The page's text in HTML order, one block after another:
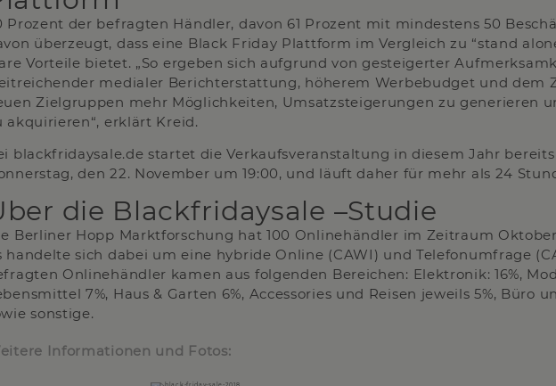
Prozent der befragten Händler, davon 61 Prozent mit mindestens 50
überzeugt, dass eine Black Friday Plattform im Vergleich zu “stand
Vorteile bietet. „So ergeben sich aufgrund von gesteigerter
medialer Berichterstattung, höherem Werbebudget und dem
Zielgruppen mehr Möglichkeiten, Umsatzsteigerungen zu generieren
akquirieren“, erklärt Kreid.
blackfridaysale.de startet die Verkaufsveranstaltung in diesem Jahr
den 22. November um 19:00, und läuft daher für mehr als 24
die Blackfridaysale –Studie
Berliner Hopp Marktforschung hat 100 Onlinehändler im Zeitraum
handelte sich dabei um eine hybride Online (CAWI) und Telefonumfrage
Onlinehändler kamen aus folgenden Bereichen: Elektronik: 16%,
7%, Haus & Garten 6%, Accessories und Reisen jeweils 5%, Büro
sonstige.
Informationen und Fotos: